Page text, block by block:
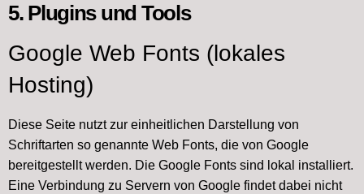
5. Plugins und Tools
Google Web Fonts (lokales
Hosting)
Diese Seite nutzt zur einheitlichen Darstellung von
Schriftarten so genannte Web Fonts, die von Google
bereitgestellt werden. Die Google Fonts sind lokal installiert.
Eine Verbindung zu Servern von Google findet dabei nicht